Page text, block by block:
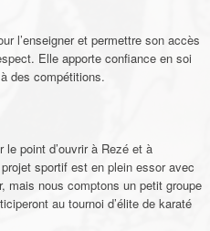
l’enseigner et permettre son accès
Elle apporte confiance en soi
des compétitions.
point d’ouvrir à Rezé et à
sportif est en plein essor avec
mais nous comptons un petit groupe
au tournoi d’élite de karaté